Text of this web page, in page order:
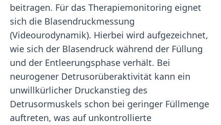
beitragen. Für das Therapiemonitoring eignet
sich die Blasendruckmessung
(Videourodynamik). Hierbei wird aufgezeichnet,
wie sich der Blasendruck während der Füllung
und der Entleerungsphase verhält. Bei
neurogener Detrusorüberaktivität kann ein
unwillkürlicher Druckanstieg des
Detrusormuskels schon bei geringer Füllmenge
auftreten, was auf unkontrollierte